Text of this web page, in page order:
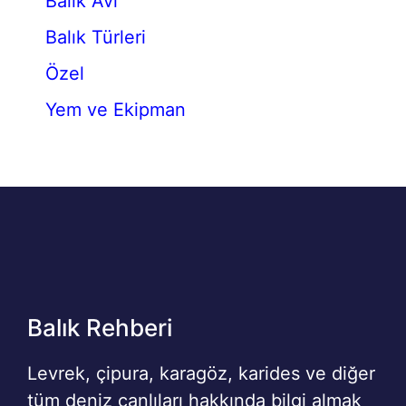
Balık Türleri
Özel
Yem ve Ekipman
Balık Rehberi
Levrek, çipura, karagöz, karides ve diğer
tüm deniz canlıları hakkında bilgi almak